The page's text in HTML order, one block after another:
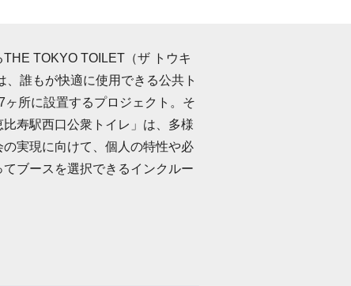
THE TOKYO TOILET（ザ トウキ
、誰もが快適に使用できる公共ト
ヶ所に設置するプロジェクト。そ
寿駅西口公衆トイレ」は、多様
実現に向けて、個人の特性や必
ブースを選択できるインクルー